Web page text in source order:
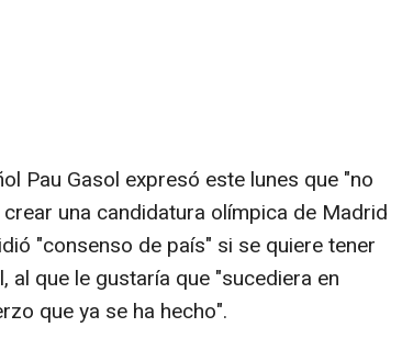
Pau Gasol expresó este lunes que "no
una candidatura olímpica de Madrid
"consenso de país" si se quiere tener
que le gustaría que "sucediera en
que ya se ha hecho".